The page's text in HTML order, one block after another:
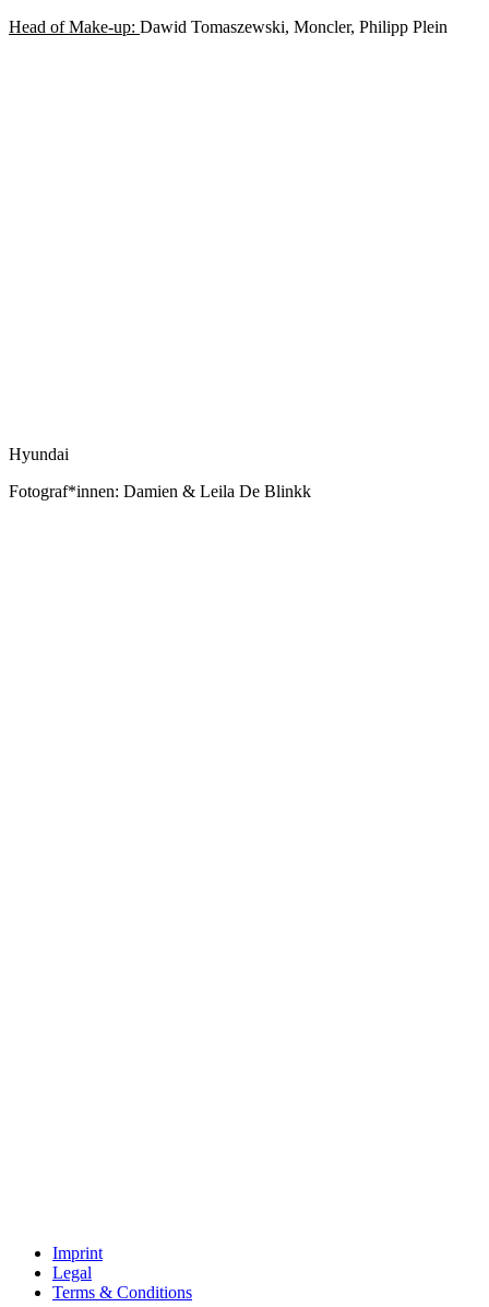
Head of Make-up: Dawid Tomaszewski, Moncler, Philipp Plein
Hyundai
Fotograf*innen: Damien & Leila De Blinkk
Imprint
Legal
Terms & Conditions